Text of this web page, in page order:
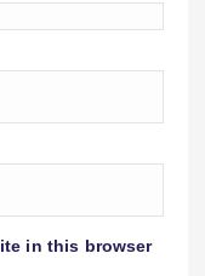
in this browser